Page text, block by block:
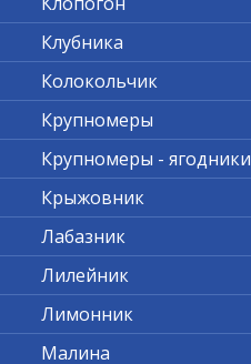
Клубника
Колокольчик
Крупномеры
Крупномеры - ягодники
Крыжовник
Лабазник
Лилейник
Лимонник
Малина